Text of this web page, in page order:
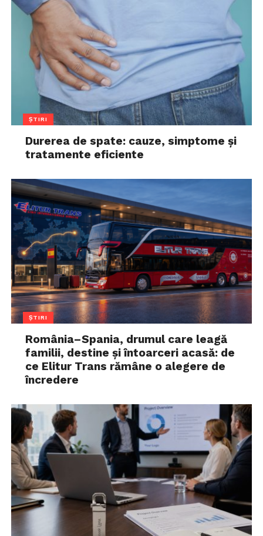
ȘTIRI
Durerea de spate: cauze, simptome și
tratamente eficiente
ȘTIRI
România–Spania, drumul care leagă
familii, destine și întoarceri acasă: de
ce Elitur Trans rămâne o alegere de
încredere